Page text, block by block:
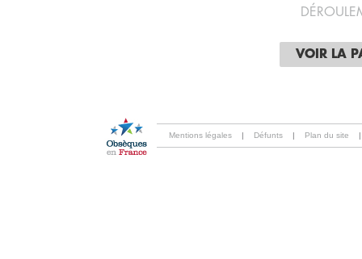
VOIR LA
Mentions légales | Défunts | Plan du site |